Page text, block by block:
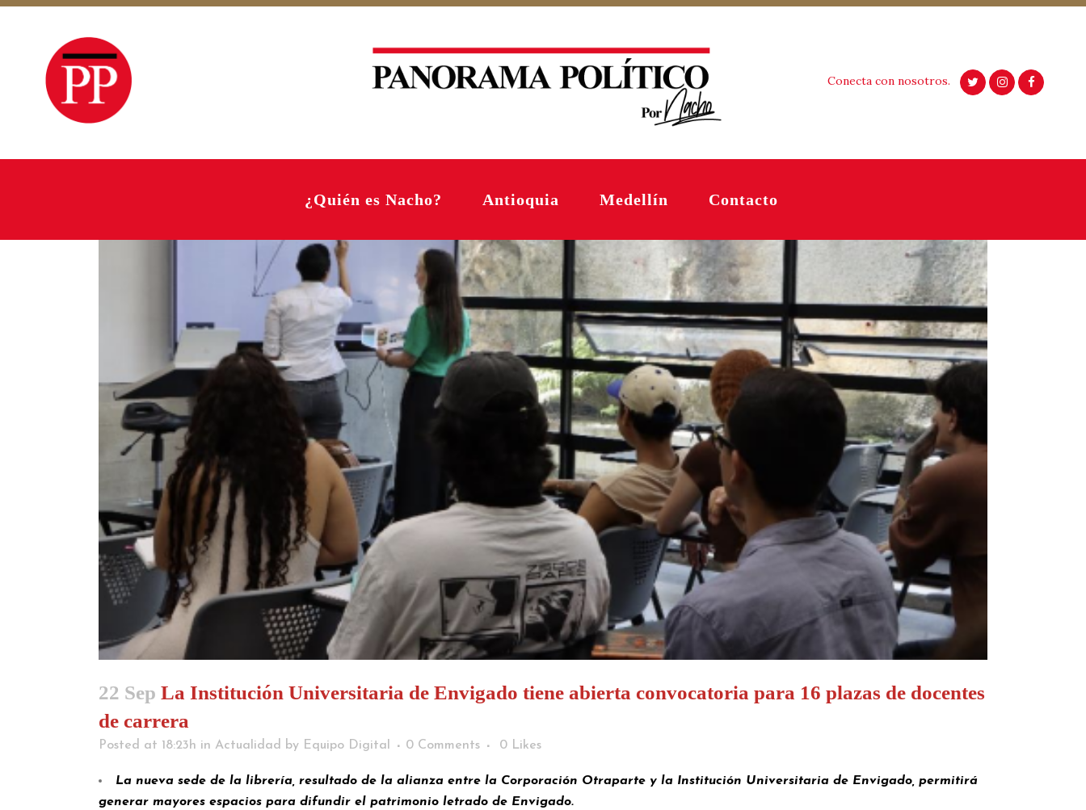
Conecta con nosotros.
¿Quién es Nacho? Antioquia Medellín Contacto
22 Sep La Institución Universitaria de Envigado tiene abierta convocatoria para 16 plazas de docentes
de carrera
Posted at 18:23h in Actualidad by Equipo Digital 0 Comments 0 Likes
La nueva sede de la librería, resultado de la alianza entre la Corporación Otraparte y la Institución Universitaria de Envigado, permitirá
generar mayores espacios para difundir el patrimonio letrado de Envigado.